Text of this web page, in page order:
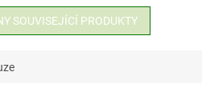
SOUVISEJÍCÍ PRODUKTY